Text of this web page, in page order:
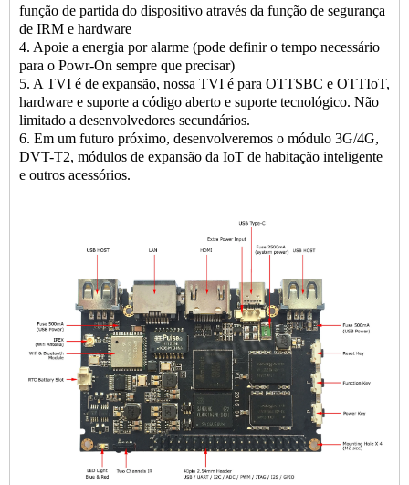
função de partida do dispositivo através da função de segurança
de IRM e hardware
4. Apoie a energia por alarme (pode definir o tempo necessário
para o Powr-On sempre que precisar)
5. A TVI é de expansão, nossa TVI é para OTTSBC e OTTIoT,
hardware e suporte a código aberto e suporte tecnológico. Não
limitado a desenvolvedores secundários.
6. Em um futuro próximo, desenvolveremos o módulo 3G/4G,
DVT-T2, módulos de expansão da IoT de habitação inteligente
e outros acessórios.